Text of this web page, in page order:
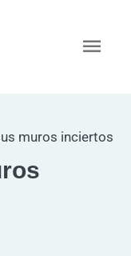
muros inciertos